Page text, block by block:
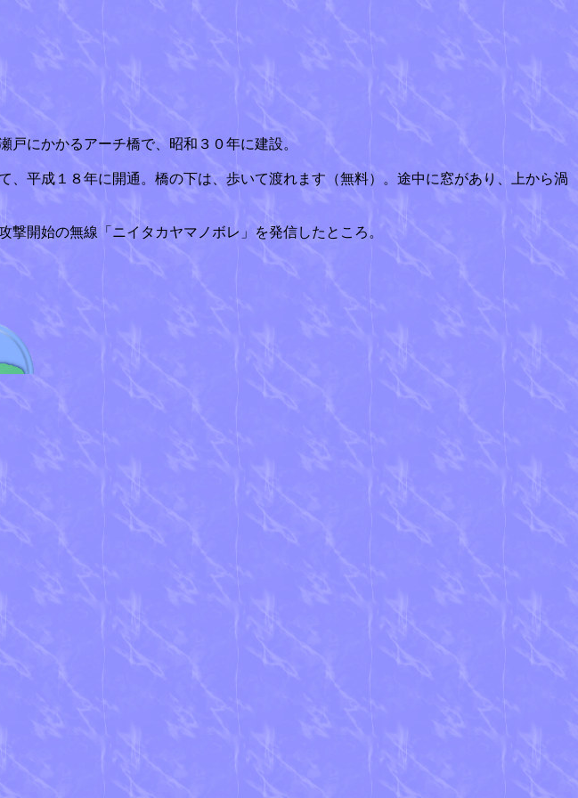
にかかるアーチ橋で、昭和３０年に建設。
、平成１８年に開通。橋の下は、歩いて渡れます（無料）。途中に窓があり、上から渦
開始の無線「ニイタカヤマノボレ」を発信したところ。